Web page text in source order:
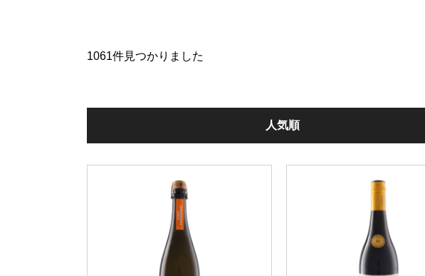
1061件見つかりました
人気順